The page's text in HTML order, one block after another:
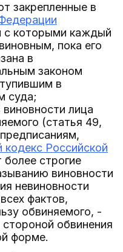
закрепленные в
с которыми каждый
пока его
в
законом
в
суда;
лица
(статья 49,
Российской
более строгие
виновности
невиновности
фактов,
обвиняемого, -
обвинения
форме.